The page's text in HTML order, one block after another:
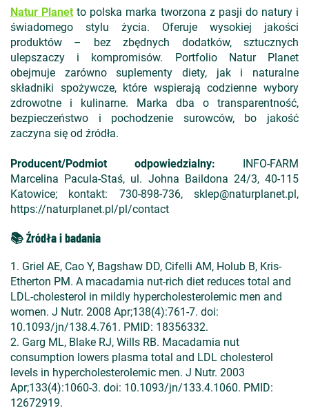
Natur Planet to polska marka tworzona z pasji do natury i
świadomego stylu życia. Oferuje wysokiej jakości
produktów – bez zbędnych dodatków, sztucznych
ulepszaczy i kompromisów. Portfolio Natur Planet
obejmuje zarówno suplementy diety, jak i naturalne
składniki spożywcze, które wspierają codzienne wybory
zdrowotne i kulinarne. Marka dba o transparentność,
bezpieczeństwo i pochodzenie surowców, bo jakość
zaczyna się od źródła.
Producent/Podmiot odpowiedzialny: INFO-FARM
Marcelina Pacula-Staś, ul. Johna Baildona 24/3, 40-115
Katowice; kontakt: 730-898-736, sklep@naturplanet.pl,
https://naturplanet.pl/pl/contact
📚 Źródła i badania
1. Griel AE, Cao Y, Bagshaw DD, Cifelli AM, Holub B, Kris-
Etherton PM. A macadamia nut-rich diet reduces total and
LDL-cholesterol in mildly hypercholesterolemic men and
women. J Nutr. 2008 Apr;138(4):761-7. doi:
10.1093/jn/138.4.761. PMID: 18356332.
2. Garg ML, Blake RJ, Wills RB. Macadamia nut
consumption lowers plasma total and LDL cholesterol
levels in hypercholesterolemic men. J Nutr. 2003
Apr;133(4):1060-3. doi: 10.1093/jn/133.4.1060. PMID:
12672919.